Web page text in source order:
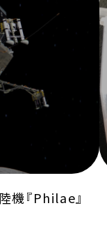
機『Philae』